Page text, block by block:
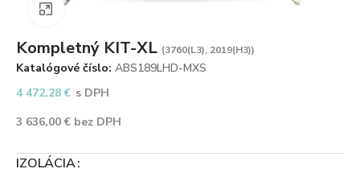
Zväčšiť obrázok
Kompletný KIT-XL (3760(L3), 2019(H3))
Katalógové číslo: ABS189LHD-MXS
4 472,28€ s DPH
3 636,00€ bez DPH
IZOLÁCIA